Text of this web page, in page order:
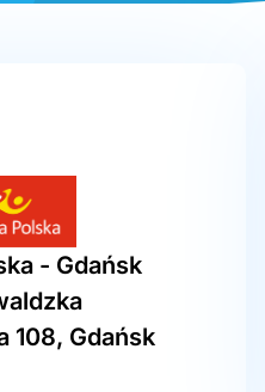
- Gdańsk
108, Gdańsk